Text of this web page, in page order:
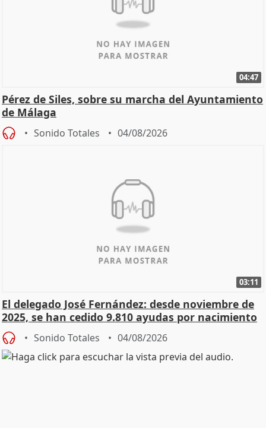
04:47
Pérez de Siles, sobre su marcha del Ayuntamiento
de Málaga
Sonido Totales 04/08/2026
03:11
El delegado José Fernández: desde noviembre de
2025, se han cedido 9.810 ayudas por nacimiento
Sonido Totales 04/08/2026